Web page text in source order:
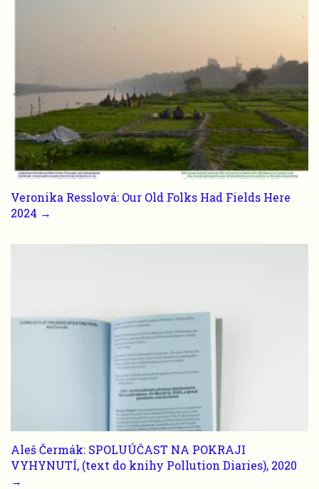
Veronika Resslová: Our Old Folks Had Fields Here
2024 →
Aleš Čermák: SPOLUÚČAST NA POKRAJI
VYHYNUTÍ, (text do knihy Pollution Diaries), 2020
→